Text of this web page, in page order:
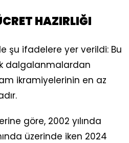
HAZIRLIĞI
şu ifadelere yer verildi: Bu
dalgalanmalardan
ikramiyelerinin en az
göre, 2002 yılında
üzerinde iken 2024